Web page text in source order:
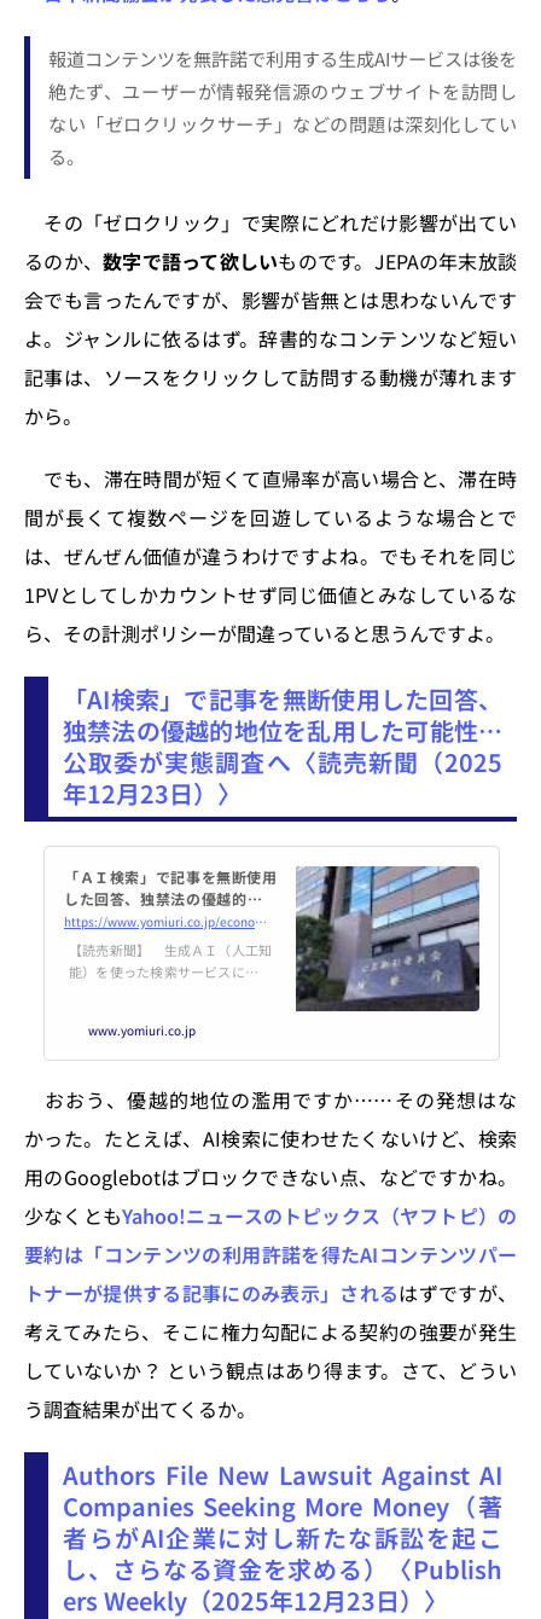
報道コンテンツを無許諾で利用する生成AIサービスは後を
絶たず、ユーザーが情報発信源のウェブサイトを訪問し
ない「ゼロクリックサーチ」などの問題は深刻化してい
る。
その「ゼロクリック」で実際にどれだけ影響が出てい
るのか、数字で語って欲しいものです。JEPAの年末放談
会でも言ったんですが、影響が皆無とは思わないんです
よ。ジャンルに依るはず。辞書的なコンテンツなど短い
記事は、ソースをクリックして訪問する動機が薄れます
から。
でも、滞在時間が短くて直帰率が高い場合と、滞在時
間が長くて複数ページを回遊しているような場合とで
は、ぜんぜん価値が違うわけですよね。でもそれを同じ
1PVとしてしかカウントせず同じ価値とみなしているな
ら、その計測ポリシーが間違っていると思うんですよ。
「AI検索」で記事を無断使用した回答、
独禁法の優越的地位を乱用した可能性…
公取委が実態調査へ〈読売新聞（2025
年12月23日）〉
「ＡＩ検索」で記事を無断使用
した回答、独禁法の優越的地位
を乱用した可能性…公取委が実
態調査へ
https://www.yomiuri.co.jp/economy/20251222-GYT1T00432/
【読売新聞】 生成ＡＩ（人工知
能）を使った検索サービスについ
かった。大手ＩＴ企業が報道機関
の許可なしにニュース記事をＡＩ
て、独占禁止法の優越的地
www.yomiuri.co.jp
おおう、優越的地位の濫用ですか……その発想はな
かった。たとえば、AI検索に使わせたくないけど、検索
用のGooglebotはブロックできない点、などですかね。
少なくともYahoo!ニュースのトピックス（ヤフトピ）の
要約は「コンテンツの利用許諾を得たAIコンテンツパー
トナーが提供する記事にのみ表示」されるはずですが、
考えてみたら、そこに権力勾配による契約の強要が発生
していないか？ という観点はあり得ます。さて、どうい
う調査結果が出てくるか。
Authors File New Lawsuit Against AI
Companies Seeking More Money（著
者らがAI企業に対し新たな訴訟を起こ
し、さらなる資金を求める）〈Publish
ers Weekly（2025年12月23日）〉